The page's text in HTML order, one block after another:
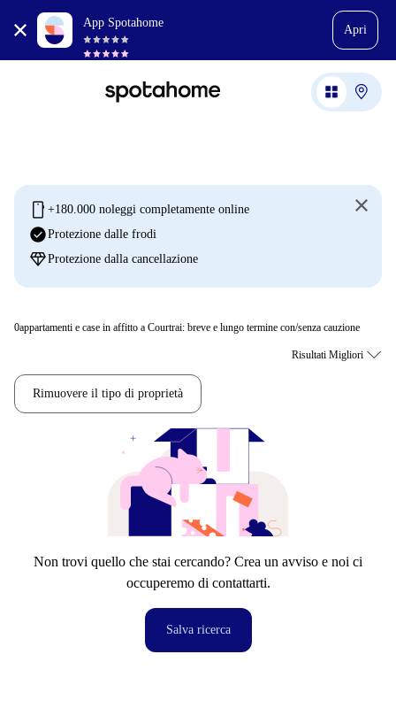
App Spotahome
Apri
mobile +180.000 noleggi completamente online
check_circleProtezione dalle frodi
diamondProtezione dalla cancellazione
0appartamenti e case in affitto a Courtrai: breve e lungo termine con/senza cauzione
Rimuovere il tipo di proprietà
Non trovi quello che stai cercando? Crea un avviso e noi ci
occuperemo di contattarti.
Salva ricerca